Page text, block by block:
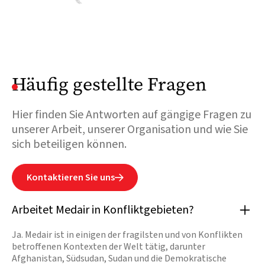
Weiterlesen
Häufig gestellte Fragen
Hier finden Sie Antworten auf gängige Fragen zu
unserer Arbeit, unserer Organisation und wie Sie
sich beteiligen können.
Kontaktieren Sie uns
Arbeitet Medair in Konfliktgebieten?
Ja. Medair ist in einigen der fragilsten und von Konflikten
betroffenen Kontexten der Welt tätig, darunter
Afghanistan, Südsudan, Sudan und die Demokratische